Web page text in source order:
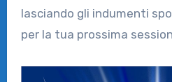
lasciando gli indumenti
per la tua prossima